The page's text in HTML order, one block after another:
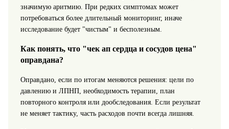
значимую аритмию. При редких симптомах может
потребоваться более длительный мониторинг, иначе
исследование будет "чистым" и бесполезным.
Как понять, что "чек ап сердца и сосудов цена"
оправдана?
Оправдано, если по итогам меняются решения: цели по
давлению и ЛПНП, необходимость терапии, план
повторного контроля или дообследования. Если результат
не меняет тактику, часть расходов почти всегда лишняя.